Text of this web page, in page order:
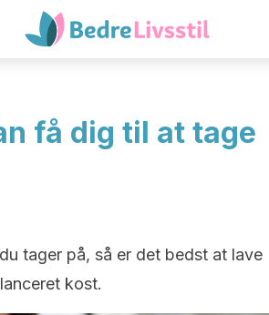
få dig til at tage
tager på, så er det bedst at lave
kost.